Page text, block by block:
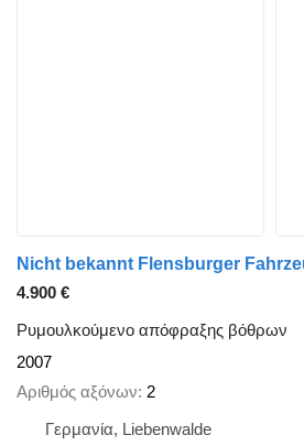
4.900 €
Ρυμουλκούμενο απόφραξης βόθρων
2007
Αριθμός αξόνων 2
Γερμανία, Liebenwalde